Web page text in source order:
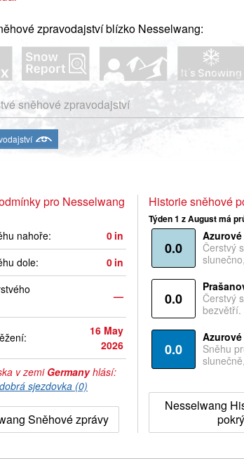
zpravodajství blízko Nesselwang:
sněhové zpravodajství
pro Nesselwang
nahoře: 0 in
dole:
0 in
—
16 May
2026
v zemiGermanyhlásí:
dobrá sjezdovka (0)
Sněhové zprávy
Historie sněhové
Týden 1 z August má
0.0
Čerstvý
0.0
Čerstvý
bezvětří.
0.0
Sněhu
Nesselwang